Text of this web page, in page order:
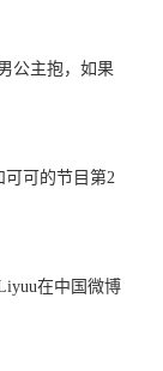
公主抱，如果
可可的节目第2
在中国微博